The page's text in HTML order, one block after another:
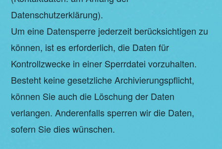
Datenschutzerklärung).
Um eine Datensperre jederzeit berücksichtigen zu
können, ist es erforderlich, die Daten für
Kontrollzwecke in einer Sperrdatei vorzuhalten.
Besteht keine gesetzliche Archivierungspflicht,
können Sie auch die Löschung der Daten
verlangen. Anderenfalls sperren wir die Daten,
sofern Sie dies wünschen.